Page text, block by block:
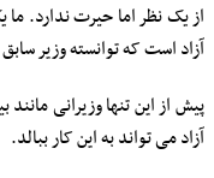
از یک نظر اما حیرت ندارد.
آزاد است که توانسته وزیر
پیش از این تنها وزیرانی
آزاد می تواند به این کار ببالد.